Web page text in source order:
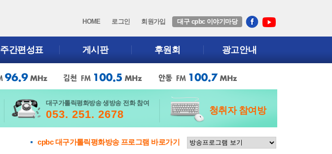
HOME 로그인 회원가입 대구 cpbc 이야기마당
주간편성표 게시판 후원회 광고안내
대구가톨릭평화방송 생방송 전화 참여
053. 251. 2678 청취자 참여방
cpbc 대구가톨릭평화방송 프로그램 바로가기